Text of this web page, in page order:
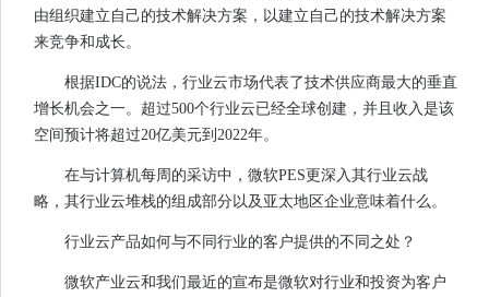
由组织建立自己的技术解决方案，以建立自己的技术解决方案
来竞争和成长。
根据IDC的说法，行业云市场代表了技术供应商最大的垂直
增长机会之一。超过500个行业云已经全球创建，并且收入是该
空间预计将超过20亿美元到2022年。
在与计算机每周的采访中，微软PES更深入其行业云战
略，其行业云堆栈的组成部分以及亚太地区企业意味着什么。
行业云产品如何与不同行业的客户提供的不同之处？
微软产业云和我们最近的宣布是微软对行业和投资为客户